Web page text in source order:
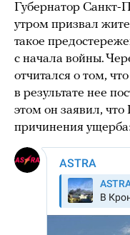
Губернатор Санкт-
утром призвал
такое
с начала войны.
отчитался о том,
в результате нее
этом он заявил,
причинения